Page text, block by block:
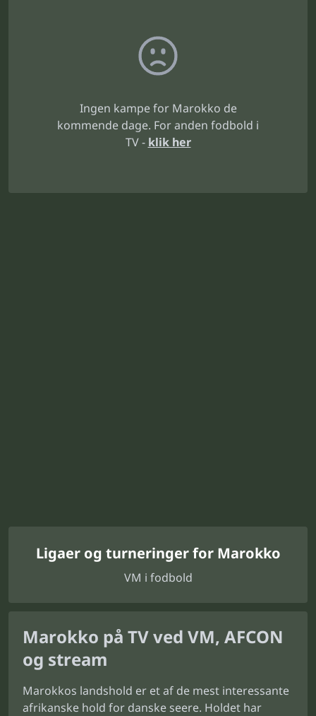
Ingen kampe for Marokko de
kommende dage. For anden fodbold i
TV - klik her
Ligaer og turneringer for Marokko
VM i fodbold
Marokko på TV ved VM, AFCON
og stream
Marokkos landshold er et af de mest interessante
afrikanske hold for danske seere. Holdet har